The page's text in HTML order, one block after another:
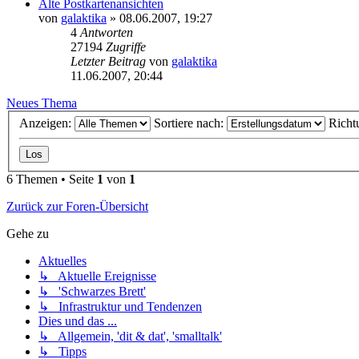
Alte Postkartenansichten
von galaktika » 08.06.2007, 19:27
4 Antworten
27194 Zugriffe
Letzter Beitrag von galaktika
11.06.2007, 20:44
Neues Thema
Anzeigen:
Sortiere nach:
6 Themen • Seite 1 von 1
Zurück zur Foren-Übersicht
Gehe zu
Aktuelles
↳ Aktuelle Ereignisse
↳ 'Schwarzes Brett'
↳ Infrastruktur und Tendenzen
Dies und das ...
↳ Allgemein, 'dit & dat', 'smalltalk'
↳ Tipps